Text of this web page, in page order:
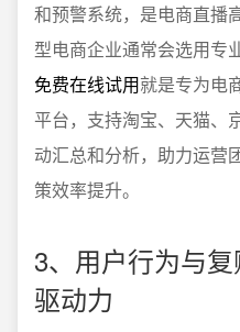
和预警系统，是电商直播
型电商企业通常会选用专
免费在线试用就是专为电
平台，支持淘宝、天猫、
动汇总和分析，助力运营
策效率提升。
3、用户行为与
驱动力